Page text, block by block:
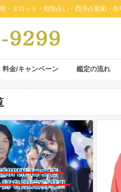
タロット・相性占い・西洋占星術・
料金/キャンペーン 鑑定の流れ